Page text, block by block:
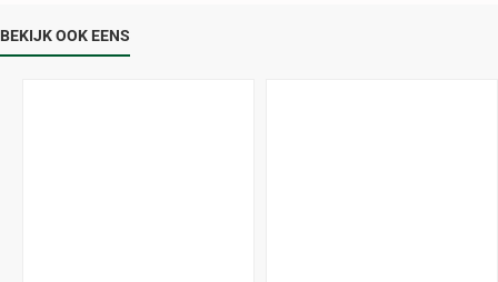
BEKIJK OOK EENS